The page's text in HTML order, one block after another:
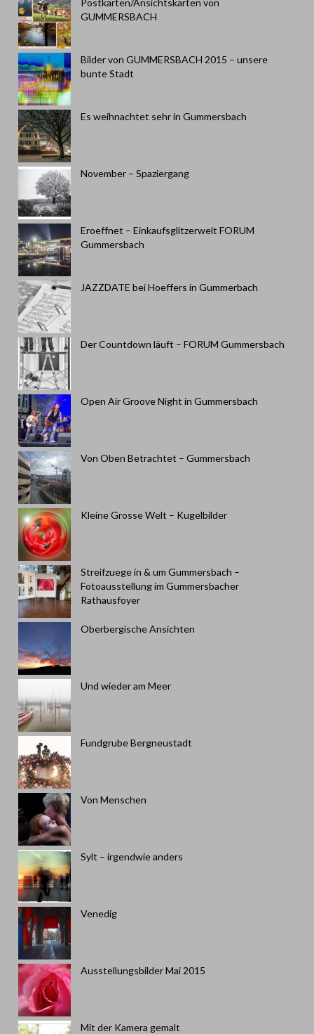
Postkarten/Ansichtskarten von
GUMMERSBACH
Bilder von GUMMERSBACH 2015 – unsere
bunte Stadt
Es weihnachtet sehr in Gummersbach
November – Spaziergang
Eroeffnet – Einkaufsglitzerwelt FORUM
Gummersbach
JAZZDATE bei Hoeffers in Gummerbach
Der Countdown läuft – FORUM Gummersbach
Open Air Groove Night in Gummersbach
Von Oben Betrachtet – Gummersbach
Kleine Grosse Welt – Kugelbilder
Streifzuege in & um Gummersbach –
Fotoausstellung im Gummersbacher
Rathausfoyer
Oberbergische Ansichten
Und wieder am Meer
Fundgrube Bergneustadt
Von Menschen
Sylt – irgendwie anders
Venedig
Ausstellungsbilder Mai 2015
Mit der Kamera gemalt